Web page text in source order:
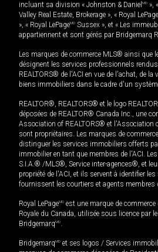
incluant sa division « Johnston & Daniel MD »,
Valley Real Estate, Brokerage », « Royal LePage
», « Royal LePageMD Sussex », et « Les
appartiennent et sont gérés par Bridgemarq
Les marques de commerce MLS® ainsi que
désignent les services professionnels
REALTORS® de l'ACI en vue de l'achat, de la
biens immobiliers dans le cadre d'un
REALTOR®, REALTORS® et le logo
déposées de REALTOR® Canada Inc., une
Association of REALTORS® et l'Association
sont propriétaires. Les marques de
distinguer les services immobiliers offerts
immobilier en tant que membres de l'ACI.
S.I.A.® /MLS®, Service inter-agences®, et
propriété de l'ACI, et ils servent à identifier
fournissent les courtiers et agents membres
Royal LePageMD est une marque de commerce
Royale du Canada, utilisée sous licence par
BridgemarqMD.
BridgemarqMD et ses logos / Services